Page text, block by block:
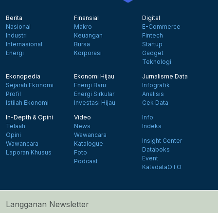
Berita
Nasional
Industri
Internasional
Energi
Finansial
Makro
Keuangan
Bursa
Korporasi
Digital
E-Commerce
Fintech
Startup
Gadget
Teknologi
Ekonopedia
Sejarah Ekonomi
Profil
Istilah Ekonomi
Ekonomi Hijau
Energi Baru
Energi Sirkular
Investasi Hijau
Jurnalisme Data
Infografik
Analisis
Cek Data
In-Depth & Opini
Telaah
Opini
Wawancara
Laporan Khusus
Video
News
Wawancara
Katalogue
Foto
Podcast
Info
Indeks
Insight Center
Databoks
Event
KatadataOTO
Langganan Newsletter